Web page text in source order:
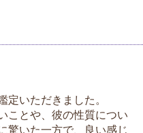
いただきました。
ことや、彼の性質につい
驚いた一方で、良い感じ